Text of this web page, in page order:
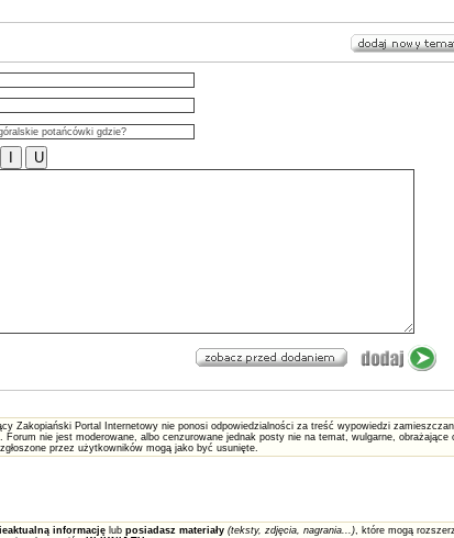
Zakopiański Portal Internetowy nie ponosi odpowiedzialności za treść wypowiedzi
Forum nie jest moderowane, albo cenzurowane jednak posty nie na temat, wulgarne, obrażające
przez użytkowników mogą jako być usunięte.
informacjęlub posiadasz materiały (teksty, zdjęcia, nagrania...), które mogą